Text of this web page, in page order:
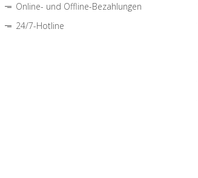
Online- und Offline-Bezahlungen
24/7-Hotline